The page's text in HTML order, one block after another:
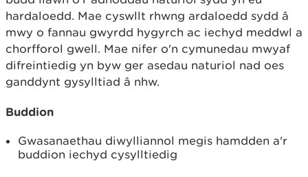
hardaloedd. Mae cyswllt rhwng ardaloedd sydd â
mwy o fannau gwyrdd hygyrch ac iechyd meddwl a
chorfforol gwell. Mae nifer o'n cymunedau mwyaf
difreintiedig yn byw ger asedau naturiol nad oes
ganddynt gysylltiad â nhw.
Buddion
Gwasanaethau diwylliannol megis hamdden a'r
buddion iechyd cysylltiedig